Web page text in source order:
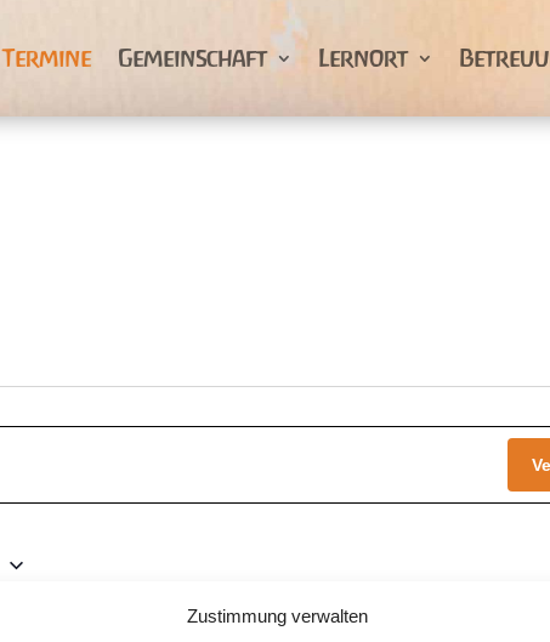
Zustimmung verwalten
Termine Gemeinschaft Lernort